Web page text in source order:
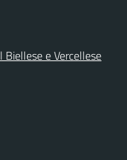
Biellese e Vercellese